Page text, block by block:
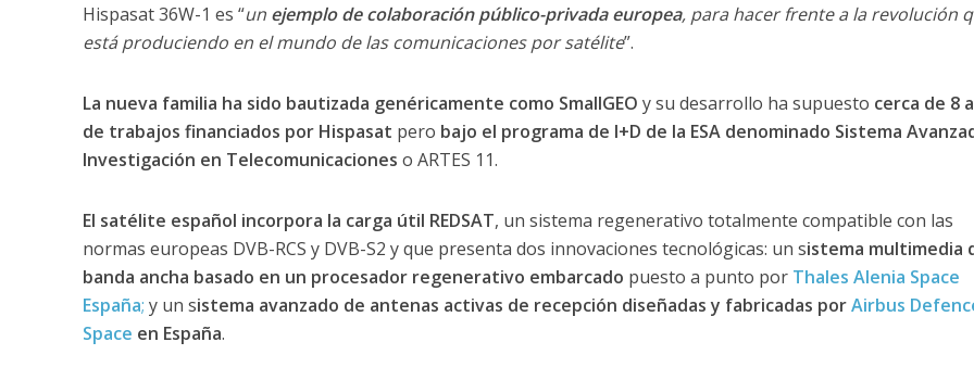
Hispasat 36W-1 es “un ejemplo de colaboración público-privada europea, para hacer frente a la revolución
está produciendo en el mundo de las comunicaciones por satélite”.
La nueva familia ha sido bautizada genéricamente como SmallGEO y su desarrollo ha supuesto cerca de 8
de trabajos financiados por Hispasat pero bajo el programa de I+D de la ESA denominado Sistema
Investigación en Telecomunicaciones o ARTES 11.
El satélite español incorpora la carga útil REDSAT, un sistema regenerativo totalmente compatible con las
normas europeas DVB-RCS y DVB-S2 y que presenta dos innovaciones tecnológicas: un sistema multimedia
banda ancha basado en un procesador regenerativo embarcado puesto a punto por Thales Alenia Space
España; y un sistema avanzado de antenas activas de recepción diseñadas y fabricadas porAirbus
Space en España.